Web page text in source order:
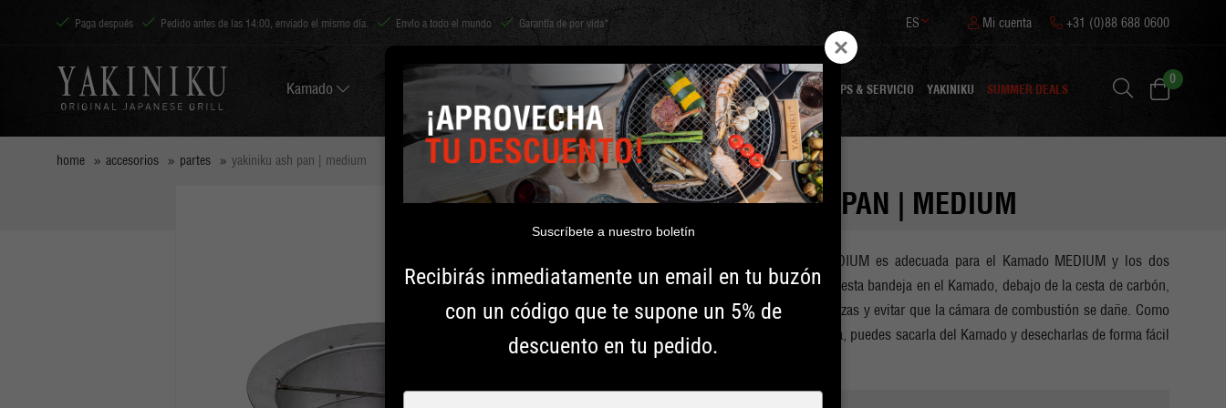
Paga después Pedido antes de las 14:00, enviado el mismo día. Envío a todo el mundo Garantía de por vida* +31 (0)88 688 0600
Mi cuenta
ES
Kamado ACCESORIOS CARBÓN Y LEÑA HIERBAS INSPIRACIÓN TIPS & SERVICIO YAKINIKU SUMMER DEALS
0
home accesorios partes yakiniku ash pan | medium
YAKINIKU ASH PAN | MEDIUM
Esta bandeja para cenizas MEDIUM es adecuada para el Kamado MEDIUM y los dos
Kamados Black Edition. Coloca esta bandeja en el Kamado, debajo de la cesta de carbón,
para recoger fácilmente las cenizas y evitar que la cámara de combustión se dañe. Como
las cenizas caen en esta bandeja, puedes sacarla del Kamado y desecharlas de forma fácil
y rápida.
Suscríbete a nuestro boletín
Recibirás inmediatamente un email en tu buzón
con un código que te supone un 5% de
descuento en tu pedido.